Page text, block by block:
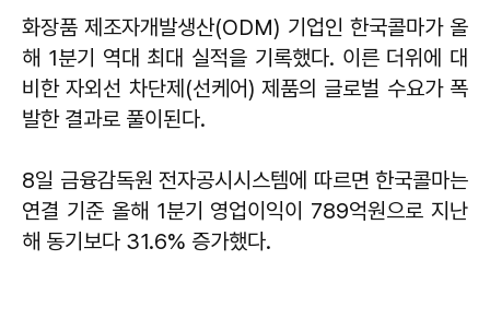
화장품 제조자개발생산(ODM) 기업인 한국콜마가 올
해 1분기 역대 최대 실적을 기록했다. 이른 더위에 대
비한 자외선 차단제(선케어) 제품의 글로벌 수요가 폭
발한 결과로 풀이된다.
8일 금융감독원 전자공시시스템에 따르면 한국콜마는
연결 기준 올해 1분기 영업이익이 789억원으로 지난
해 동기보다 31.6% 증가했다.